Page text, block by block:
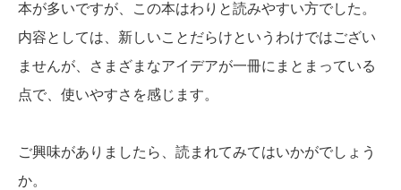
本が多いですが、この本はわりと読みやすい方でした。
内容としては、新しいことだらけというわけではござい
ませんが、さまざまなアイデアが一冊にまとまっている
点で、使いやすさを感じます。
ご興味がありましたら、読まれてみてはいかがでしょう
か。